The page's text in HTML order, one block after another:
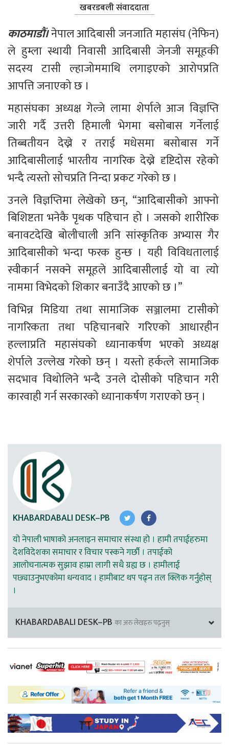
खबरडबली संवाददाता
काठमाडौं। नेपाल आदिबासी जनजाति महासंघ (नेफिन)
ले हुम्ला स्थायी निवासी आदिबासी जेनजी समूहकी
सदस्य टासी ल्हाजोममाथि लगाइएको आरोपप्रति
आपत्ति जनाएको छ ।
महासंघका अध्यक्ष गेल्जे लामा शेर्पाले आज विज्ञप्ति
जारी गर्दै उत्तरी हिमाली भेगमा बसोबास गर्नेलाई
तिब्बतीयन देख्ने र तराई मधेसमा बसोबास गर्ने
आदिबासीलाई भारतीय नागरिक देख्ने दृष्टिदोस रहेको
भन्दै त्यस्तो सोचप्रति निन्दा प्रकट गरेको छ ।
उनले विज्ञप्तिमा लेखेको छन्, “आदिबासीको आफ्नो
बिशिष्टता भनेकै पृथक पहिचान हो । जसको शारीरिक
बनावटदेखि बोलीचाली अनि सांस्कृतिक अभ्यास गैर
आदिबासीको भन्दा फरक हुन्छ । यही विविधतालाई
स्वीकार्न नसक्ने समूहले आदिबासीलाई यो वा त्यो
नाममा विभेदको शिकार बनाउँदै आएको छ ।”
विभिन्न मिडिया तथा सामाजिक सञ्जालमा टासीको
नागरिकता तथा पहिचानबारे गरिएको आधारहीन
हल्लाप्रति महासंघको ध्यानाकर्षण भएको अध्यक्ष
शेर्पाले उल्लेख गरेको छन् । यस्तो हर्कत्ले सामाजिक
सदभाव विथोलिने भन्दै उनले दोसीको पहिचान गरी
कारवाही गर्न सरकारको ध्यानाकर्षण गराएको छन् ।
KHABARDABALI DESK–PB
यो नेपाली भाषाको अनलाइन समाचार संस्था हो । हामी तपाईहरुमा
देशविदेशका समाचार र विचार पस्कने गर्छौ । तपाईको
आलोचनात्मक सुझाव हाम्रा लागी सधै ग्रह्य छ । हामीलाई
पछ्याउनुभएकोमा धन्यवाद । हामीबाट थप पढ्न तल क्लिक गर्नुहोस्
।
KHABARDABALI DESK–PB का अरु लेखहरु पढ्नुस्